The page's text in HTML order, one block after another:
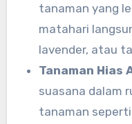
tanaman yang
matahari
lavender, atau
Tanaman Hias
suasana dalam
tanaman